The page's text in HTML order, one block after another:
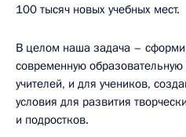
100 тысяч новых учебных мест.
В целом наша задача –
современную
учителей, и для учеников,
условия для развития
и подростков.